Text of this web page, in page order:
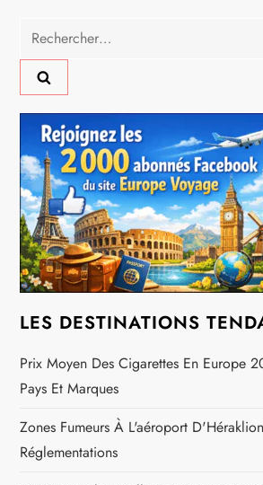
i
o
n
d
e
l
’
a
r
t
Rechercher :
LES DESTINATIONS
Prix Moyen Des Cigarettes En Europe
Pays Et Marques
Zones Fumeurs À L'aéroport
Réglementations